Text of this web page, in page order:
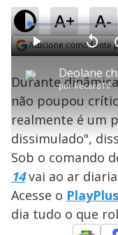
A+ A-
Adicione como fonte
porRecordTV
P V
t
a
r
0
e
g
n
o
s
ç
a
u
n
M
u
L
o
a
d
e
:
2
.
3
%
Durante
não poupou
realmente é um
dissimulado",
Sob o comando
14vai ao ar
Acesse o PlayPlus
dia tudo o que